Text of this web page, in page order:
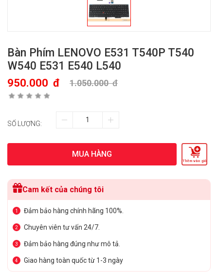
Bàn Phím LENOVO E531 T540P T540
W540 E531 E540 L540
950.000 đ 1.050.000đ
SỐ LƯỢNG:
MUA HÀNG
Thêm vào giỏ
Cam kết của chúng tôi
1 Đảm bảo hàng chính hãng 100%.
2 Chuyên viên tư vấn 24/7.
3 Đảm bảo hàng đúng như mô tả.
4 Giao hàng toàn quốc từ 1-3 ngày